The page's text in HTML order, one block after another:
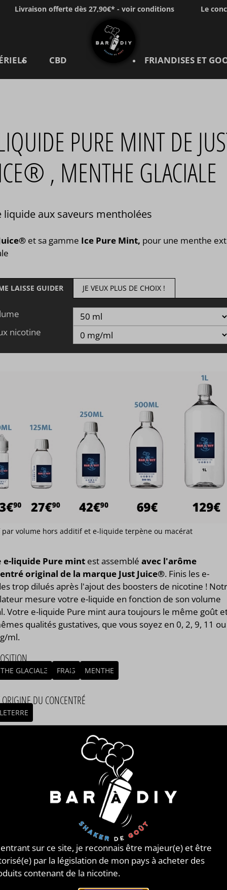
Livraison offerte dès 27,90€* - voir conditions Le
CBD FRIANDISES ET
PURE MINT DE
, MENTHE GLACIALE
liquide aux saveurs mentholées
et sa gamme Ice Pure Mint, pour une menthe
LAISSE GUIDER JE VEUX PLUS DE CHOIX !
nicotine
volume hors additif et e-liquide terpène ou macérat
e-liquide Pure mint est assembléavec l'arôme
original de la marque Just Juice®. Finis les e-
trop dilués après l'ajout des boosters de nicotine !
mesure votre e-liquide en fonction de son volume
Votre e-liquide Pure mint aura toujours le même goût
qualités gustatives, que vous soyez en 0, 2, 9, 11 ou
ml.
GLACIALE FRAIS MENTHE
ORIGINE DU CONCENTRÉ
réalisé à PLOUESCAT - France par
mono propylène glycol végétal
et de l'arôme Pure mint de la marque Just Juice®.
en flacon de 50ml, 125ml, 250ml, 500ml et 1L.
E-LIQUIDES BRISTISH MULTI
!
entrant sur ce site, je reconnais être majeur(e) et être
par la législation de mon pays à acheter des
contenant de la nicotine.